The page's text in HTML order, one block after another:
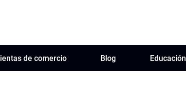
de comercio Blog Educación